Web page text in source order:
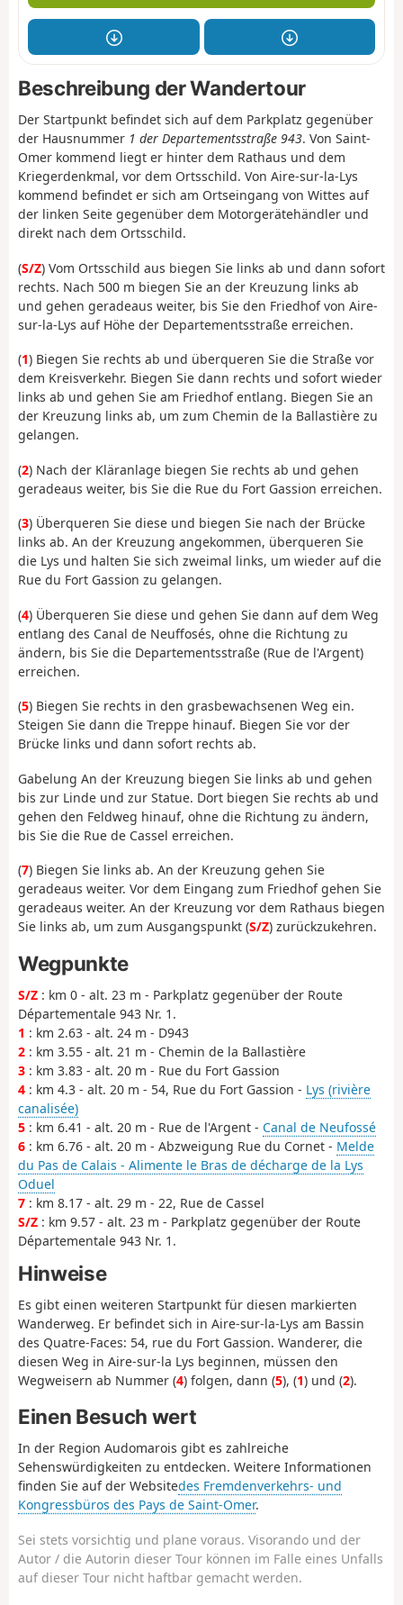
Beschreibung der Wandertour
Der Startpunkt befindet sich auf dem Parkplatz gegenüber
der Hausnummer 1 der Departementsstraße 943. Von Saint-
Omer kommend liegt er hinter dem Rathaus und dem
Kriegerdenkmal, vor dem Ortsschild. Von Aire-sur-la-Lys
kommend befindet er sich am Ortseingang von Wittes auf
der linken Seite gegenüber dem Motorgerätehändler und
direkt nach dem Ortsschild.
(S/Z) Vom Ortsschild aus biegen Sie links ab und dann sofort
rechts. Nach 500 m biegen Sie an der Kreuzung links ab
und gehen geradeaus weiter, bis Sie den Friedhof von Aire-
sur-la-Lys auf Höhe der Departementsstraße erreichen.
(1) Biegen Sie rechts ab und überqueren Sie die Straße vor
dem Kreisverkehr. Biegen Sie dann rechts und sofort wieder
links ab und gehen Sie am Friedhof entlang. Biegen Sie an
der Kreuzung links ab, um zum Chemin de la Ballastière zu
gelangen.
(2) Nach der Kläranlage biegen Sie rechts ab und gehen
geradeaus weiter, bis Sie die Rue du Fort Gassion erreichen.
(3) Überqueren Sie diese und biegen Sie nach der Brücke
links ab. An der Kreuzung angekommen, überqueren Sie
die Lys und halten Sie sich zweimal links, um wieder auf die
Rue du Fort Gassion zu gelangen.
(4) Überqueren Sie diese und gehen Sie dann auf dem Weg
entlang des Canal de Neuffosés, ohne die Richtung zu
ändern, bis Sie die Departementsstraße (Rue de l'Argent)
erreichen.
(5) Biegen Sie rechts in den grasbewachsenen Weg ein.
Steigen Sie dann die Treppe hinauf. Biegen Sie vor der
Brücke links und dann sofort rechts ab.
Gabelung An der Kreuzung biegen Sie links ab und gehen
bis zur Linde und zur Statue. Dort biegen Sie rechts ab und
gehen den Feldweg hinauf, ohne die Richtung zu ändern,
bis Sie die Rue de Cassel erreichen.
(7) Biegen Sie links ab. An der Kreuzung gehen Sie
geradeaus weiter. Vor dem Eingang zum Friedhof gehen Sie
geradeaus weiter. An der Kreuzung vor dem Rathaus biegen
Sie links ab, um zum Ausgangspunkt (S/Z) zurückzukehren.
Wegpunkte
S/Z : km 0 - alt. 23 m - Parkplatz gegenüber der Route
Départementale 943 Nr. 1.
1 : km 2.63 - alt. 24 m - D943
2 : km 3.55 - alt. 21 m - Chemin de la Ballastière
3 : km 3.83 - alt. 20 m - Rue du Fort Gassion
4 : km 4.3 - alt. 20 m - 54, Rue du Fort Gassion - Lys (rivière
canalisée)
5 : km 6.41 - alt. 20 m - Rue de l'Argent - Canal de Neufossé
6 : km 6.76 - alt. 20 m - Abzweigung Rue du Cornet - Melde
du Pas de Calais - Alimente le Bras de décharge de la Lys
Oduel
7 : km 8.17 - alt. 29 m - 22, Rue de Cassel
S/Z : km 9.57 - alt. 23 m - Parkplatz gegenüber der Route
Départementale 943 Nr. 1.
Hinweise
Es gibt einen weiteren Startpunkt für diesen markierten
Wanderweg. Er befindet sich in Aire-sur-la-Lys am Bassin
des Quatre-Faces: 54, rue du Fort Gassion. Wanderer, die
diesen Weg in Aire-sur-la Lys beginnen, müssen den
Wegweisern ab Nummer (4) folgen, dann (5), (1) und (2).
Einen Besuch wert
In der Region Audomarois gibt es zahlreiche
Sehenswürdigkeiten zu entdecken. Weitere Informationen
finden Sie auf der Websitedes Fremdenverkehrs- und
Kongressbüros des Pays de Saint-Omer.
Sei stets vorsichtig und plane voraus. Visorando und der
Autor / die Autorin dieser Tour können im Falle eines Unfalls
auf dieser Tour nicht haftbar gemacht werden.